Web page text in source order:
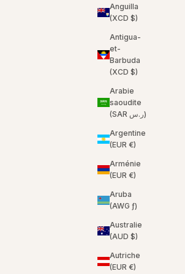
Anguilla
(XCD $)
Antigua-
et-
Barbuda
(XCD $)
Arabie
saoudite
(SAR ر.س)
Argentine
(EUR €)
Arménie
(EUR €)
Aruba
(AWG ƒ)
Australie
(AUD $)
Autriche
(EUR €)